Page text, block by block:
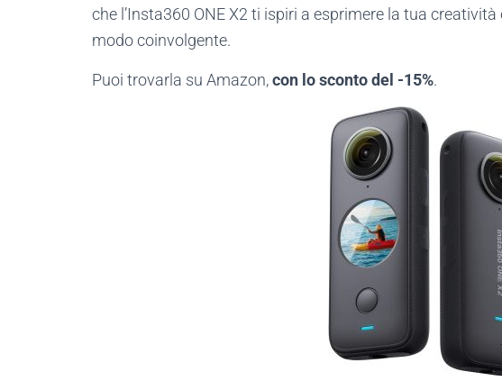
che l’Insta360 ONE X2 ti ispiri a esprimere la tua
modo coinvolgente.
Puoi trovarla su Amazon,con lo sconto del -15%.